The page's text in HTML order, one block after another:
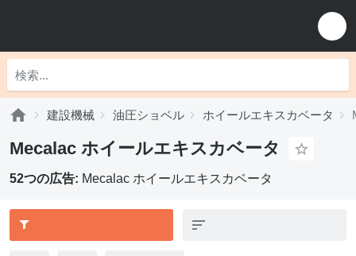
建設機械 油圧ショベル ホイールエキスカベータ
Mecalac ホイールエキスカベータ
52つの広告: Mecalac ホイールエキスカベータ